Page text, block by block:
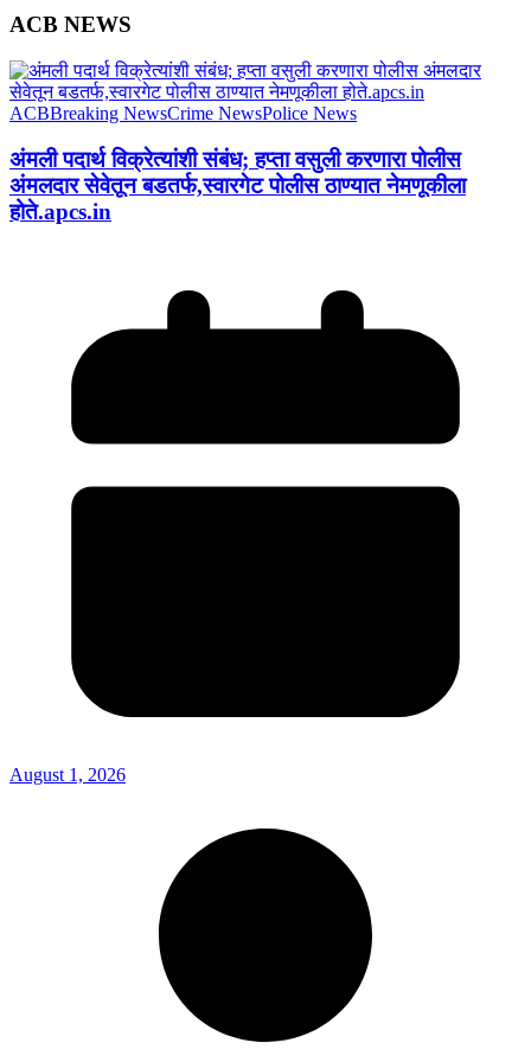
ACB NEWS
ACBBreaking NewsCrime NewsPolice News
अंमली पदार्थ विक्रेत्यांशी संबंध; हप्ता वसुली करणारा पोलीस
अंमलदार सेवेतून बडतर्फ,स्वारगेट पोलीस ठाण्यात नेमणूकीला
होते.apcs.in
August 1, 2026